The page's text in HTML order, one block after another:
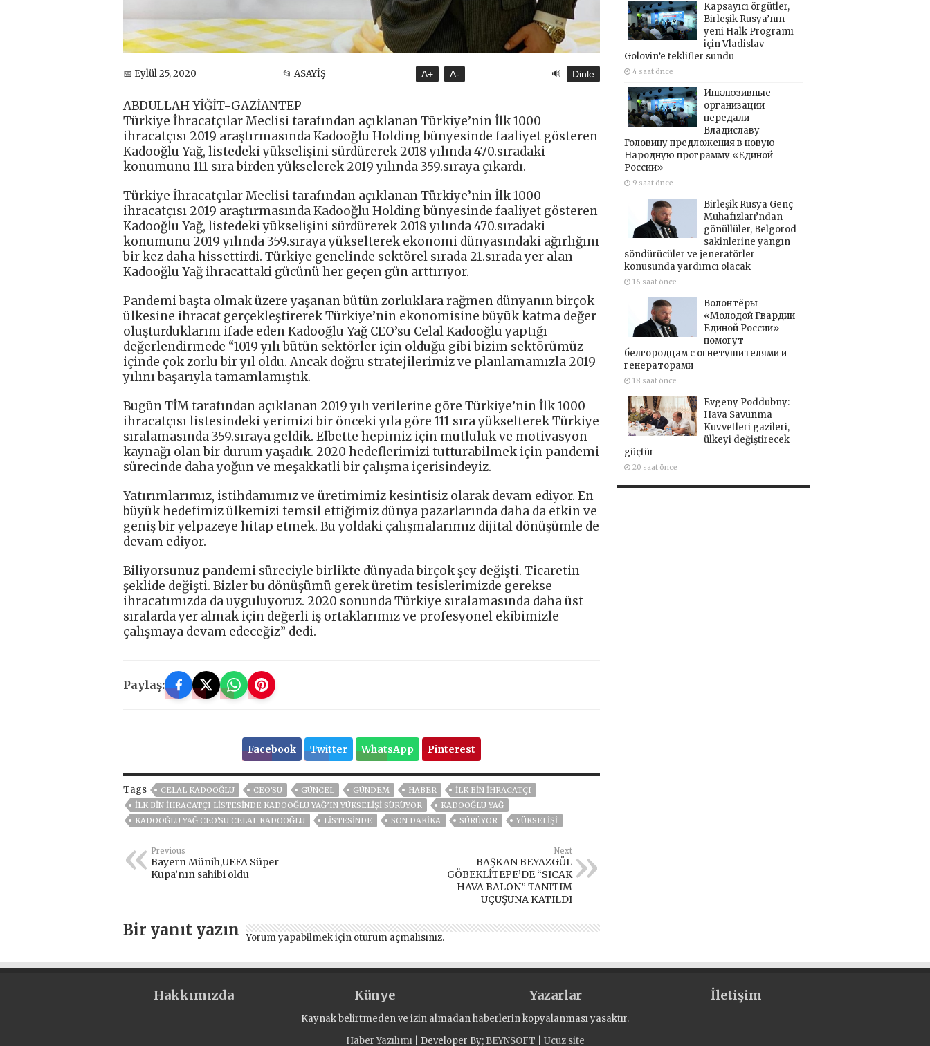
📅 Eylül 25, 2020 📂 ASAYİŞ A+ A- 🔊 Dinle
ABDULLAH YİĞİT-GAZİANTEP
Türkiye İhracatçılar Meclisi tarafından açıklanan Türkiye’nin İlk 1000
ihracatçısı 2019 araştırmasında Kadooğlu Holding bünyesinde faaliyet gösteren
Kadooğlu Yağ, listedeki yükselişini sürdürerek 2018 yılında 470.sıradaki
konumunu 111 sıra birden yükselerek 2019 yılında 359.sıraya çıkardı.
Türkiye İhracatçılar Meclisi tarafından açıklanan Türkiye’nin İlk 1000
ihracatçısı 2019 araştırmasında Kadooğlu Holding bünyesinde faaliyet gösteren
Kadooğlu Yağ, listedeki yükselişini sürdürerek 2018 yılında 470.sıradaki
konumunu 2019 yılında 359.sıraya yükselterek ekonomi dünyasındaki ağırlığını
bir kez daha hissettirdi. Türkiye genelinde sektörel sırada 21.sırada yer alan
Kadooğlu Yağ ihracattaki gücünü her geçen gün arttırıyor.
Pandemi başta olmak üzere yaşanan bütün zorluklara rağmen dünyanın birçok
ülkesine ihracat gerçekleştirerek Türkiye’nin ekonomisine büyük katma değer
oluşturduklarını ifade eden Kadooğlu Yağ CEO’su Celal Kadooğlu yaptığı
değerlendirmede “1019 yılı bütün sektörler için olduğu gibi bizim sektörümüz
içinde çok zorlu bir yıl oldu. Ancak doğru stratejilerimiz ve planlamamızla 2019
yılını başarıyla tamamlamıştık.
Bugün TİM tarafından açıklanan 2019 yılı verilerine göre Türkiye’nin İlk 1000
ihracatçısı listesindeki yerimizi bir önceki yıla göre 111 sıra yükselterek Türkiye
sıralamasında 359.sıraya geldik. Elbette hepimiz için mutluluk ve motivasyon
kaynağı olan bir durum yaşadık. 2020 hedeflerimizi tutturabilmek için pandemi
sürecinde daha yoğun ve meşakkatli bir çalışma içerisindeyiz.
Yatırımlarımız, istihdamımız ve üretimimiz kesintisiz olarak devam ediyor. En
büyük hedefimiz ülkemizi temsil ettiğimiz dünya pazarlarında daha da etkin ve
geniş bir yelpazeye hitap etmek. Bu yoldaki çalışmalarımız dijital dönüşümle de
devam ediyor.
Biliyorsunuz pandemi süreciyle birlikte dünyada birçok şey değişti. Ticaretin
şeklide değişti. Bizler bu dönüşümü gerek üretim tesislerimizde gerekse
ihracatımızda da uyguluyoruz. 2020 sonunda Türkiye sıralamasında daha üst
sıralarda yer almak için değerli iş ortaklarımız ve profesyonel ekibimizle
çalışmaya devam edeceğiz” dedi.
Paylaş:
Facebook Twitter WhatsApp Pinterest
Tags CELAL KADOOĞLU CEO'SU GÜNCEL GÜNDEM HABER
İLK BIN İHRACATÇI
İLK BIN İHRACATÇI LISTESINDE KADOOĞLU YAĞ’IN YÜKSELIŞI SÜRÜYOR
KADOOĞLU YAĞ
KADOOĞLU YAĞ CEO'SU CELAL KADOOĞLU
LISTESINDE SON DAKIKA SÜRÜYOR YÜKSELIŞI
Previous
Bayern Münih,UEFA Süper
Kupa’nın sahibi oldu
Next
BAŞKAN BEYAZGÜL
GÖBEKLİTEPE’DE “SICAK
HAVA BALON” TANITIM
UÇUŞUNA KATILDI
Bir yanıt yazın Yorum yapabilmek için oturum açmalısınız.
Kapsayıcı örgütler,
Birleşik Rusya’nın
yeni Halk Programı
için Vladislav
Golovin’e teklifler sundu
4 saat önce
Инклюзивные
организации
передали
Владиславу
Головину предложения в новую
Народную программу «Единой
России»
9 saat önce
Birleşik Rusya Genç
Muhafızları’ndan
gönüllüler, Belgorod
sakinlerine yangın
söndürücüler ve jeneratörler
konusunda yardımcı olacak
16 saat önce
Волонтёры
«Молодой Гвардии
Единой России»
помогут
белгородцам с огнетушителями и
генераторами
18 saat önce
Evgeny Poddubny:
Hava Savunma
Kuvvetleri gazileri,
ülkeyi değiştirecek
güçtür
20 saat önce
Hakkımızda Künye Yazarlar İletişim
Kaynak belirtmeden ve izin almadan haberlerin kopyalanması yasaktır.
Haber Yazılımı| Developer By; BEYNSOFT Ucuz site